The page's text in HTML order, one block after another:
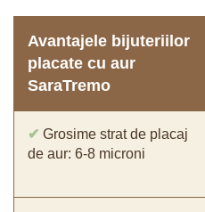
Avantajele bijuteriilor
placate cu aur
SaraTremo
✔ Grosime strat de placaj
de aur: 6-8 microni